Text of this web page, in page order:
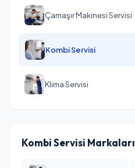
Çamaşır Makinesi Servisi
Kombi Servisi
Klima Servisi
Kombi Servisi Markaları